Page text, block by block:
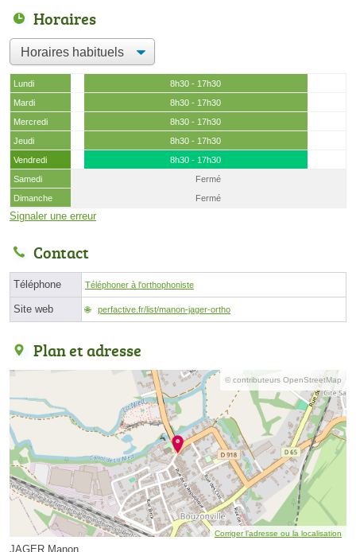
Horaires
Lundi
8h30 - 17h30
Mardi
8h30 - 17h30
Mercredi
8h30 - 17h30
Jeudi
8h30 - 17h30
Vendredi
8h30 - 17h30
Samedi
Fermé
Dimanche
Fermé
Signaler une erreur
Contact
Téléphone Téléphoner à l'orthophoniste
Site web perfactive.fr/list/manon-jager-ortho
Plan et adresse
© contributeurs OpenStreetMap
Corriger l’adresse ou la localisation
JAGER Manon